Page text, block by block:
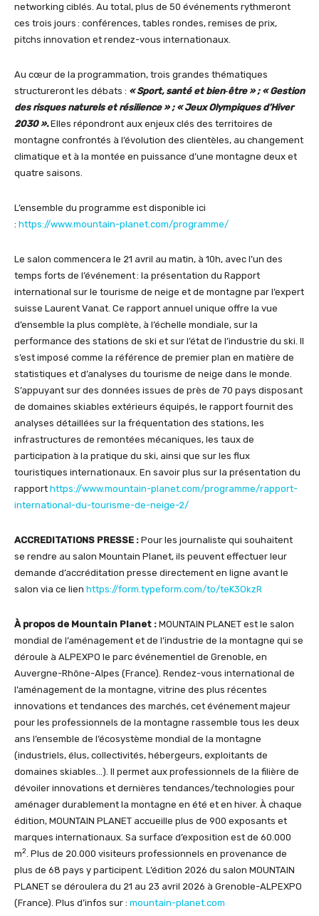
networking ciblés. Au total, plus de 50 événements rythmeront
ces trois jours : conférences, tables rondes, remises de prix,
pitchs innovation et rendez-vous internationaux.
Au cœur de la programmation, trois grandes thématiques
structureront les débats : « Sport, santé et bien‑être » ; « Gestion
des risques naturels et résilience » ; « Jeux Olympiques d’Hiver
2030 ».Elles répondront aux enjeux clés des territoires de
montagne confrontés à l’évolution des clientèles, au changement
climatique et à la montée en puissance d’une montagne deux et
quatre saisons.
L’ensemble du programme est disponible ici
: https://www.mountain-planet.com/programme/
Le salon commencera le 21 avril au matin, à 10h, avec l’un des
temps forts de l’événement : la présentation du Rapport
international sur le tourisme de neige et de montagne par l’expert
suisse Laurent Vanat. Ce rapport annuel unique offre la vue
d’ensemble la plus complète, à l’échelle mondiale, sur la
performance des stations de ski et sur l’état de l’industrie du ski. Il
s’est imposé comme la référence de premier plan en matière de
statistiques et d’analyses du tourisme de neige dans le monde.
S’appuyant sur des données issues de près de 70 pays disposant
de domaines skiables extérieurs équipés, le rapport fournit des
analyses détaillées sur la fréquentation des stations, les
infrastructures de remontées mécaniques, les taux de
participation à la pratique du ski, ainsi que sur les flux
touristiques internationaux. En savoir plus sur la présentation du
rapport https://www.mountain-planet.com/programme/rapport-
international-du-tourisme-de-neige-2/
ACCREDITATIONS PRESSE : Pour les journaliste qui souhaitent
se rendre au salon Mountain Planet, ils peuvent effectuer leur
demande d’accréditation presse directement en ligne avant le
salon via ce lien https://form.typeform.com/to/teK3OkzR
À propos de Mountain Planet : MOUNTAIN PLANET est le salon
mondial de l’aménagement et de l’industrie de la montagne qui se
déroule à ALPEXPO le parc événementiel de Grenoble, en
Auvergne-Rhône-Alpes (France). Rendez-vous international de
l’aménagement de la montagne, vitrine des plus récentes
innovations et tendances des marchés, cet événement majeur
pour les professionnels de la montagne rassemble tous les deux
ans l’ensemble de l’écosystème mondial de la montagne
(industriels, élus, collectivités, hébergeurs, exploitants de
domaines skiables…). Il permet aux professionnels de la filière de
dévoiler innovations et dernières tendances/technologies pour
aménager durablement la montagne en été et en hiver. À chaque
édition, MOUNTAIN PLANET accueille plus de 900 exposants et
marques internationaux. Sa surface d’exposition est de 60.000
m2
. Plus de 20.000 visiteurs professionnels en provenance de
plus de 68 pays y participent. L’édition 2026 du salon MOUNTAIN
PLANET se déroulera du 21 au 23 avril 2026 à Grenoble-ALPEXPO
(France). Plus d’infos sur : mountain-planet.com